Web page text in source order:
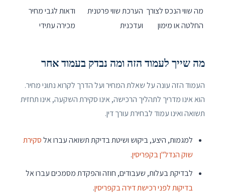
מה שווי הנכס לצורך
החלטה או מימון
הערכת שווי פרטנית
ועדכנית
ודאות לגבי מחיר
מכירה עתידי
מה שייך לעמוד הזה ומה נבדק בעמוד אחר
העמוד הזה עונה על שאלת המחיר ועל הדרך לקרוא נתוני מחיר.
הוא אינו מדריך לתהליך הרכישה, אינו סקירת השקעה, אינו תחזית
תשואה ואינו עמוד לבחירת עורך דין.
למגמות, היצע, ביקוש ושיטת בדיקת תשואה עברו אלסקירת
שוק הנדל"ן בקפריסין.
לבדיקת בעלות, שעבודים, חוזה והפקדת מסמכים עברו אל
בדיקות לפני רכישת דירה בקפריסין.